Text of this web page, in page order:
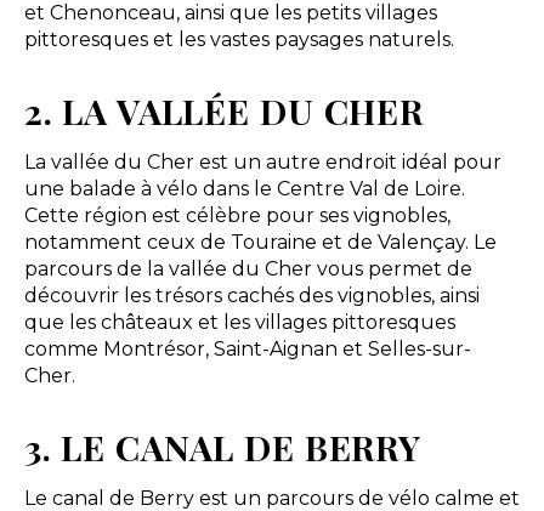
et Chenonceau, ainsi que les petits villages
pittoresques et les vastes paysages naturels.
2. LA VALLÉE DU CHER
La vallée du Cher est un autre endroit idéal pour
une balade à vélo dans le Centre Val de Loire.
Cette région est célèbre pour ses vignobles,
notamment ceux de Touraine et de Valençay. Le
parcours de la vallée du Cher vous permet de
découvrir les trésors cachés des vignobles, ainsi
que les châteaux et les villages pittoresques
comme Montrésor, Saint-Aignan et Selles-sur-
Cher.
3. LE CANAL DE BERRY
Le canal de Berry est un parcours de vélo calme et